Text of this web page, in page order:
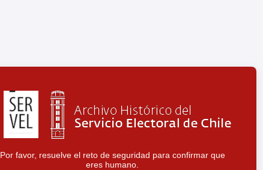
Por favor, resuelve el reto de seguridad para confirmar que
eres humano.